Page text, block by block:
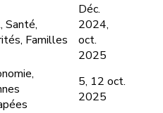
Santé,
Familles
Déc.
2024,
oct.
2025
5, 12 oct.
2025